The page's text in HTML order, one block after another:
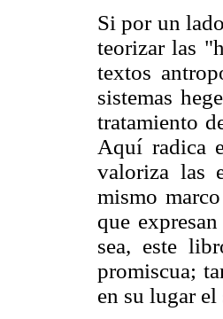
Si por un
teorizar las
textos
sistemas
tratamiento
Aquí radica
valoriza las
mismo
que
sea, este
promiscua;
en su lugar